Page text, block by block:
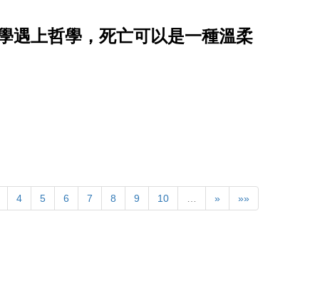
遇上哲學，死亡可以是一種溫柔
4 5 6 7 8 9 10 … » »»